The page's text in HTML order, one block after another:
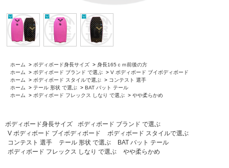
ホーム > ボディボード身長サイズ > 身長165ｃｍ前後の方
ホーム
> ボディボード ブランド で選ぶ > V ボディボード ブイボディボード
ホーム
> ボディボード スタイルで選ぶ > コンテスト 選手
ホーム
> テール 形状 で選ぶ > BAT バット テール
ホーム
> ボディボード フレックス しなり で選ぶ > やや柔らかめ
ボディボード身長サイズ
ボディボード ブランド で選ぶ
V ボディボード ブイボディボード
ボディボード スタイルで選ぶ
コンテスト 選手
テール 形状 で選ぶ
BAT バット テール
ボディボード フレックス しなり で選ぶ
やや柔らかめ